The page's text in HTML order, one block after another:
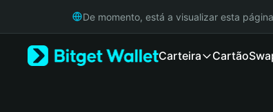
Русский
De momento, está a visualizar esta
Carteira Cartão